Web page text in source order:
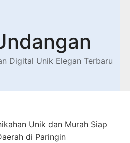
Digital Unik Elegan Terbaru
Unik dan Murah Siap
di Paringin